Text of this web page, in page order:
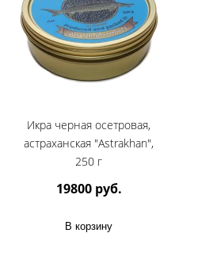
Икра черная осетровая,
астраханская "Astrakhan",
250 г
19800 руб.
В корзину